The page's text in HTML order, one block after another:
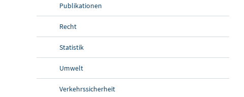
Publikationen
Recht
Statistik
Umwelt
Verkehrssicherheit